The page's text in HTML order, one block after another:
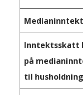
Medianinntekt
Inntektsskatt
på
til